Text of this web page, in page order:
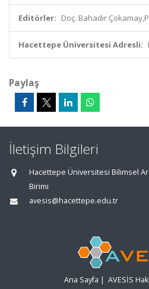
Editörler: Doç. Bahadır
Hacettepe Üniversitesi Adresli:
Paylaş
İletişim Bilgileri
Hacettepe Üniversitesi Bilimsel
Birimi
avesis@hacettepe.edu.tr
Ana Sayfa | AVESİS